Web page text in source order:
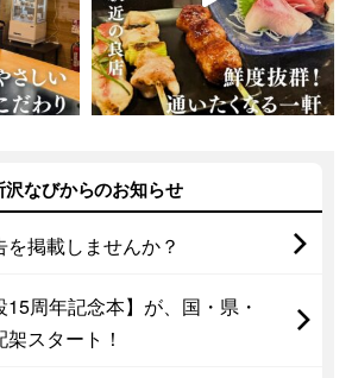
沢なびからのお知らせ
掲載しませんか？
15周年記念本】が、国・県・
スタート！